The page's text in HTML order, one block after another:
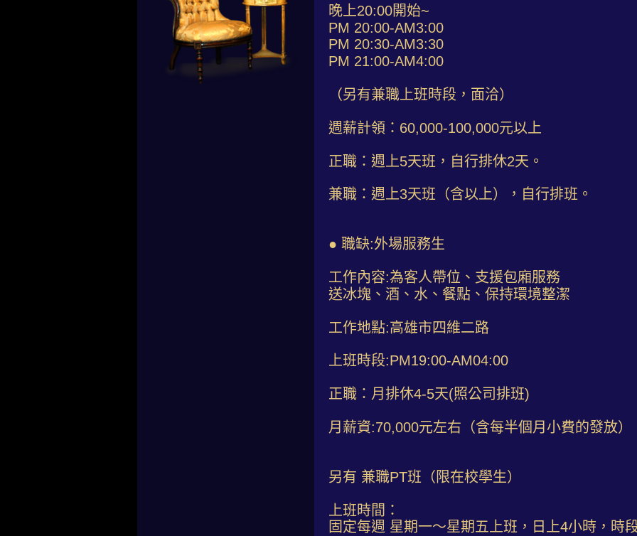
晚上20:00開始~
PM 20:00-AM3:00
PM 20:30-AM3:30
PM 21:00-AM4:00
（另有兼職上班時段，面洽）
週薪計領：60,000-100,000元以上
正職：週上5天班，自行排休2天。
兼職：週上3天班（含以上），自行排班。
● 職缺:外場服務生
工作內容:為客人帶位、支援包廂服務
送冰塊、酒、水、餐點、保持環境整潔
工作地點:高雄市四維二路
上班時段:PM19:00-AM04:00
正職：月排休4-5天(照公司排班)
月薪資:70,000元左右（含每半個月小費的發放）
另有 兼職PT班（限在校學生）
上班時間：
固定每週 星期一～星期五上班，日上4小時，時